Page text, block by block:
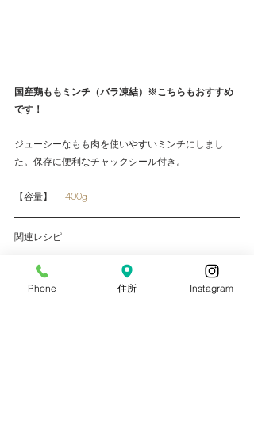
国産鶏ももミンチ（バラ凍結） ※こちらもおすすめ
です！
ジューシーなもも肉を使いやすいミンチにしまし
た。保存に便利なチャックシール付き。
【容量】 400g
関連レシピ
D.Instagramタイアップ
Phone 住所 Instagram